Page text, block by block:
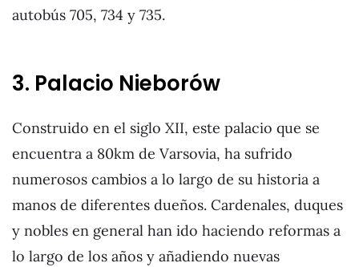
autobús 705, 734 y 735.
3. Palacio Nieborów
Construido en el siglo XII, este palacio que se
encuentra a 80km de Varsovia, ha sufrido
numerosos cambios a lo largo de su historia a
manos de diferentes dueños. Cardenales, duques
y nobles en general han ido haciendo reformas a
lo largo de los años y añadiendo nuevas